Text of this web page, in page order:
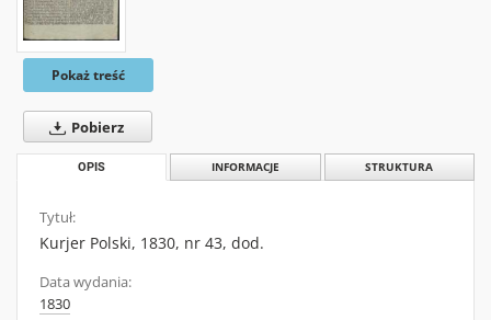
Pokaż treść
Pobierz
OPIS INFORMACJE STRUKTURA
Tytuł:
Kurjer Polski, 1830, nr 43, dod.
Data wydania:
1830